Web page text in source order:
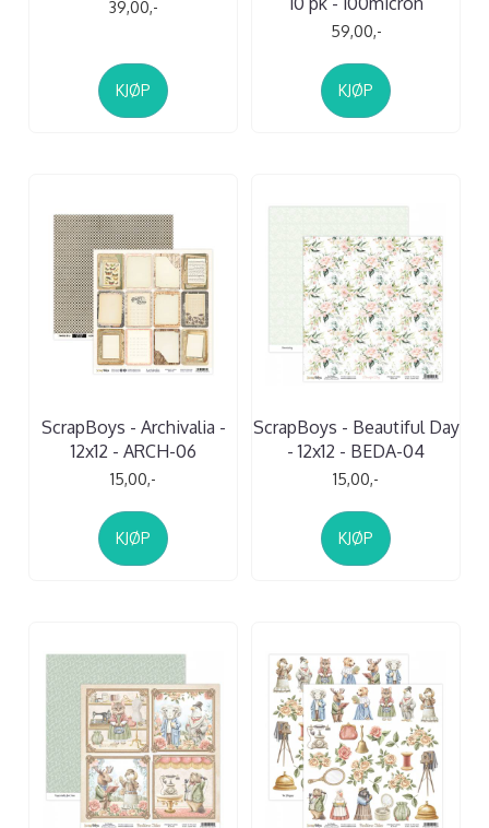
39,00,-
KJØP
59,00,-
KJØP
ScrapBoys - Archivalia -
12x12 - ARCH-06
15,00,-
KJØP
ScrapBoys - Beautiful Day
- 12x12 - BEDA-04
15,00,-
KJØP